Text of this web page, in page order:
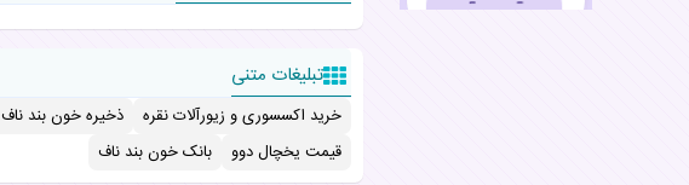
تبلیغات متنی
خرید اکسسوری و زیورآلات نقره ذخیره خون بند ناف
قیمت یخچال دوو
بانک خون بند ناف